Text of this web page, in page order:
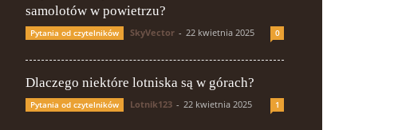
samolotów w powietrzu?
Pytania od czytelników SkyVector - 22 kwietnia 2025 0
Dlaczego niektóre lotniska są w górach?
Pytania od czytelników Lotnik123 - 22 kwietnia 2025 1